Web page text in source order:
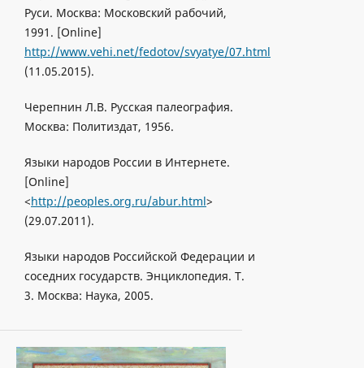
Руси. Москва: Московский рабочий,
1991. [Online]
http://www.vehi.net/fedotov/svyatye/07.html
(11.05.2015).
Черепнин Л.В. Русская палеография.
Москвa: Политиздат, 1956.
Языки народов России в Интернете.
[Online]
<http://peoples.org.ru/abur.html>
(29.07.2011).
Языки народов Российской Федерации и
соседних государств. Энциклопедия. T.
3. Москва: Наука, 2005.